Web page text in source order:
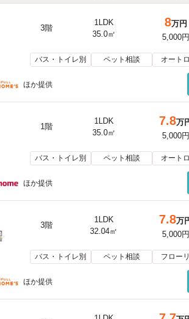
3階
1LDK
35.0㎡
8万円
5,000円
バス・トイレ別 ペット相談 オート
ほか提供
1階
1LDK
35.0㎡
7.8万
5,000円
バス・トイレ別 ペット相談 オート
ほか提供
3階
1LDK
32.04㎡
7.8万
5,000円
バス・トイレ別 ペット相談 フロー
ほか提供